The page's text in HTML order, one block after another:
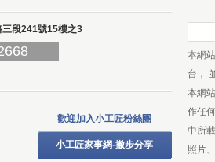
段241號15樓之3
歡迎加入小工匠粉絲團
小工匠家事網-撇步分享
本網
台，
本網
作任
中所
照片